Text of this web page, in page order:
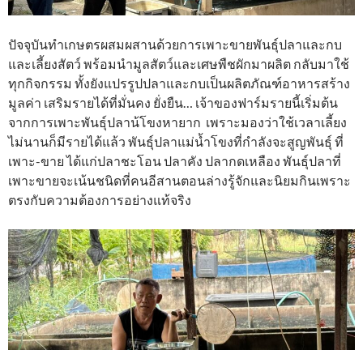
ปัจจุบันทำเกษตรผสมผสานด้วยการเพาะขายพันธุ์ปลาและกบ
และเลี้ยงสัตว์ พร้อมนำมูลสัตว์และเศษพืชผักมาผลิต กลับมาใช้
ทุกกิจกรรม ทั้งยังแปรรูปปลาและกบเป็นผลิตภัณฑ์อาหารสร้าง
มูลค่า เสริมรายได้ที่มั่นคง ยั่งยืน… เจ้าของฟาร์มรายนี้เริ่มต้น
จากการเพาะพันธุ์ปลาน้โขงหายาก เพราะมองว่าใช้เวลาเลี้ยง
ไม่นานก็มีรายได้แล้ว พันธุ์ปลาแม่น้ำโขงที่กำลังจะสูญพันธุ์ ที่
เพาะ-ขาย ได้แก่ปลาชะโอน ปลาคัง ปลากดเหลือง พันธุ์ปลาที่
เพาะขายจะเน้นชนิดที่คนอีสานตอนล่างรู้จักและนิยมกินเพราะ
ตรงกับความต้องการอย่างแท้จริง